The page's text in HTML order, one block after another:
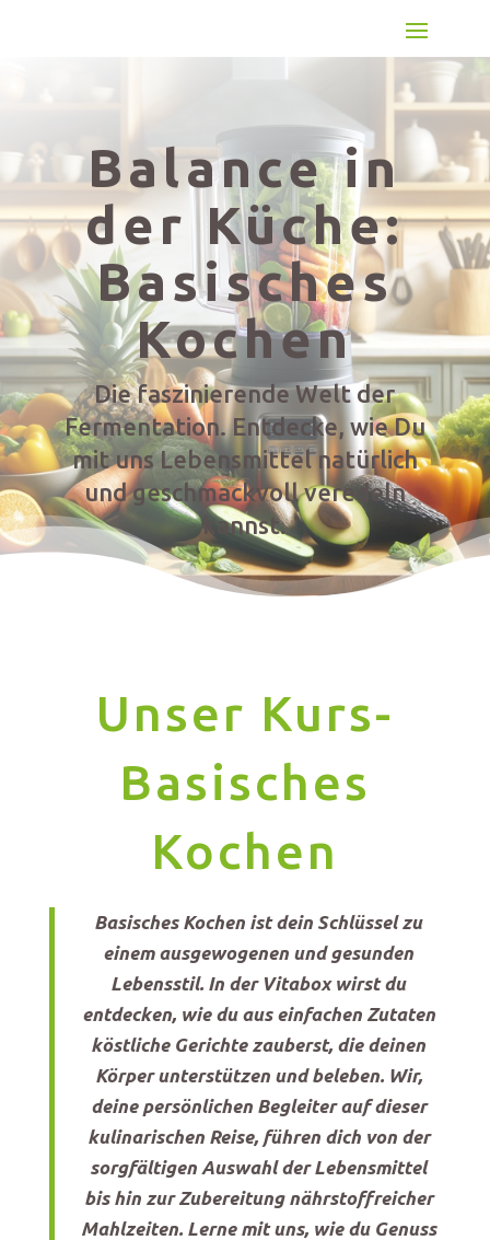
Balance in
der Küche:
Basisches
Kochen
Die faszinierende Welt der
Fermentation. Entdecke, wie Du
mit uns Lebensmittel natürlich
und geschmackvoll veredeln
kannst.
Unser Kurs-
Basisches
Kochen
Basisches Kochen ist dein Schlüssel zu
einem ausgewogenen und gesunden
Lebensstil. In der Vitabox wirst du
entdecken, wie du aus einfachen Zutaten
köstliche Gerichte zauberst, die deinen
Körper unterstützen und beleben. Wir,
deine persönlichen Begleiter auf dieser
kulinarischen Reise, führen dich von der
sorgfältigen Auswahl der Lebensmittel
bis hin zur Zubereitung nährstoffreicher
Mahlzeiten. Lerne mit uns, wie du Genuss